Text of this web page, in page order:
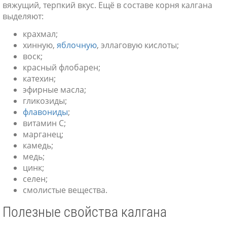
вяжущий, терпкий вкус. Ещё в составе корня калгана
выделяют:
крахмал;
хинную, яблочную, эллаговую кислоты;
воск;
красный флобарен;
катехин;
эфирные масла;
гликозиды;
флавониды;
витамин С;
марганец;
камедь;
медь;
цинк;
селен;
смолистые вещества.
Полезные свойства калгана